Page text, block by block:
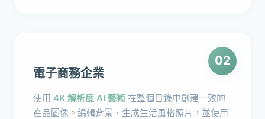
02
電子商務企業
使用 4K 解析度 AI 藝術 在整個目錄中創建一致的
產品圖像。編輯背景、生成生活風格照片，並使用